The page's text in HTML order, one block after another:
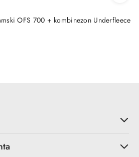
OFS 700 + kombinezon Underfleece